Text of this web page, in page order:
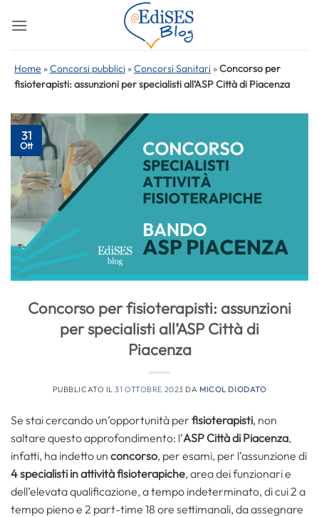
Home »Concorsi pubblici »Concorsi Sanitari »Concorso per
fisioterapisti: assunzioni per specialisti all’ASP Città di Piacenza
31
Ott
Concorso per fisioterapisti: assunzioni
per specialisti all’ASP Città di
Piacenza
PUBBLICATO IL31 OTTOBRE 2023 DA MICOL DIODATO
Se stai cercando un’opportunità per fisioterapisti, non
saltare questo approfondimento: l’ASP Città di Piacenza,
infatti, ha indetto un concorso, per esami, per l’assunzione di
4specialisti in attività fisioterapiche, area dei funzionari e
dell’elevata qualificazione, a tempo indeterminato, di cui 2 a
tempo pieno e 2 part-time 18 ore settimanali, da assegnare